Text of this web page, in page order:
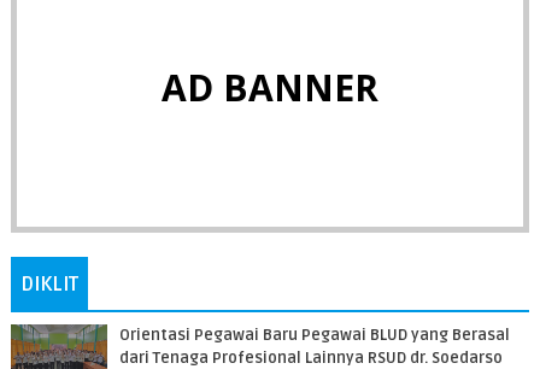
AD BANNER
DIKLIT
Orientasi Pegawai Baru Pegawai BLUD yang Berasal
dari Tenaga Profesional Lainnya RSUD dr. Soedarso